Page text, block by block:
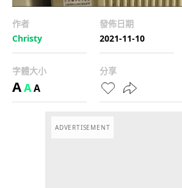
作者
Christy
發佈日期
2021-11-10
字體大小
AAA
分享
ADVERTISEMENT